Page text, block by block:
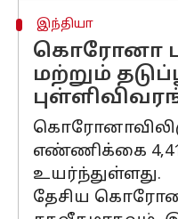
இந்தியா
கொரோனா
மற்றும்
எண்ணிக்கை
உயர்ந்துள்ளது.
தேசிய கொரோனா